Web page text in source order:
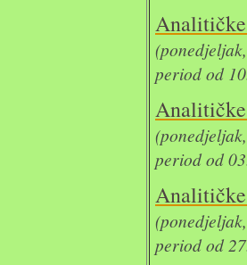
period od
period od
period od